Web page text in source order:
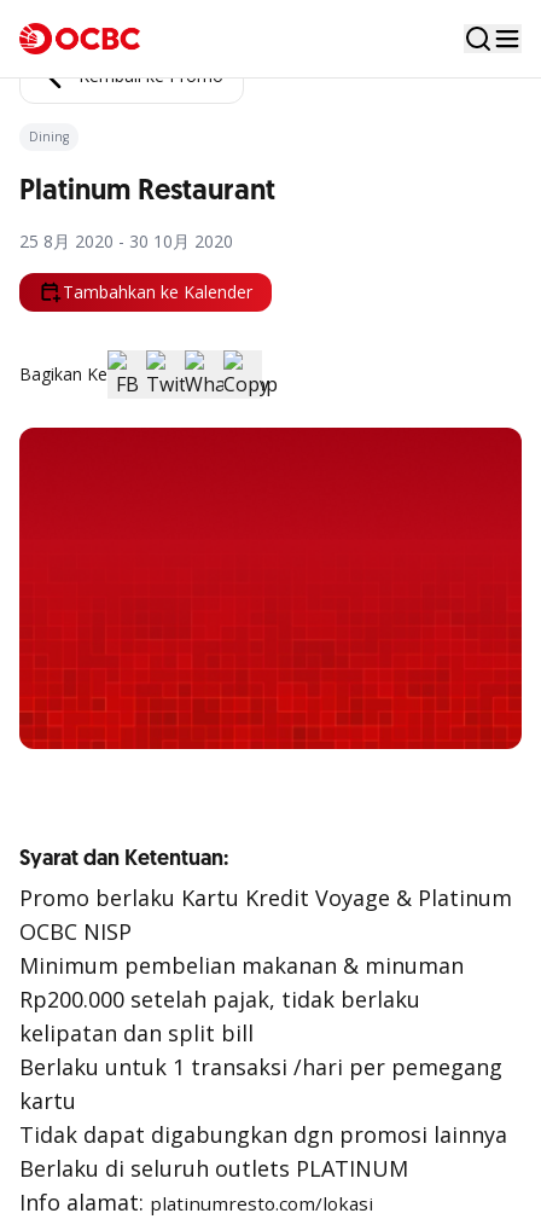
Kembali ke Promo
Dining
Platinum Restaurant
25 8月 2020 - 30 10月 2020
Tambahkan ke Kalender
Bagikan Ke
Syarat dan Ketentuan:
Promo berlaku Kartu Kredit Voyage & Platinum
OCBC NISP
Minimum pembelian makanan & minuman
Rp200.000 setelah pajak, tidak berlaku
kelipatan dan split bill
Berlaku untuk 1 transaksi /hari per pemegang
kartu
Tidak dapat digabungkan dgn promosi lainnya
Berlaku di seluruh outlets PLATINUM
Info alamat: platinumresto.com/lokasi